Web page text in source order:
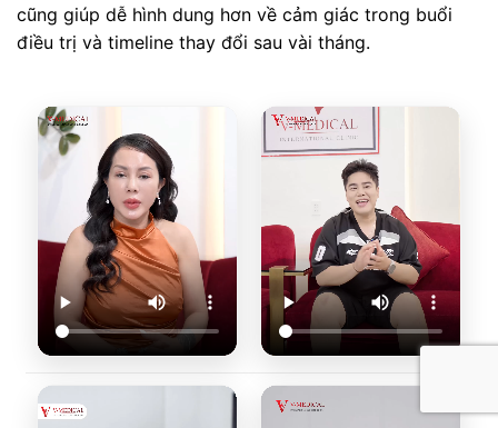
cũng giúp dễ hình dung hơn về cảm giác trong buổi
điều trị và timeline thay đổi sau vài tháng.